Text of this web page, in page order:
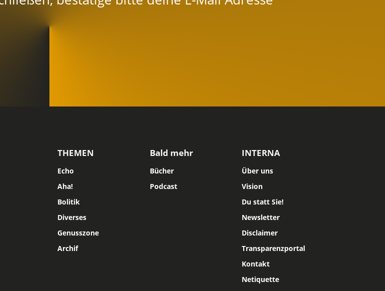
THEMEN
Echo
Aha!
Bolitik
Diverses
Genusszone
Archif
Bald mehr
Bücher
Podcast
INTERNA
Über uns
Vision
Du statt Sie!
Newsletter
Disclaimer
Transparenzportal
Kontakt
Netiquette